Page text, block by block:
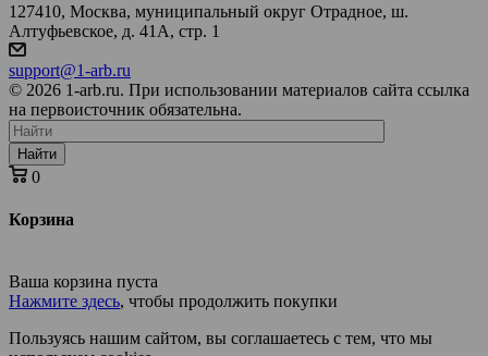
127410, Москва, муниципальный округ Отрадное, ш.
Алтуфьевское, д. 41А, стр. 1
support@1-arb.ru
© 2026 1-arb.ru. При использовании материалов сайта ссылка
на первоисточник обязательна.
Найти
0
Корзина
Ваша корзина пуста
Нажмите здесь, чтобы продолжить покупки
Пользуясь нашим сайтом, вы соглашаетесь с тем, что мы